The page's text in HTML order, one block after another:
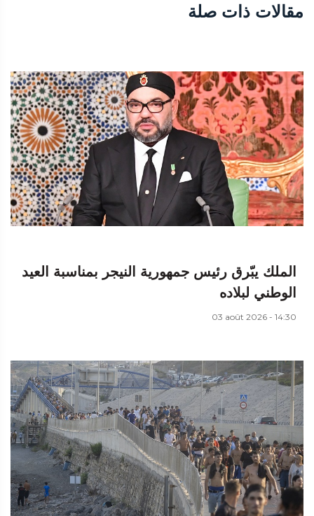
مقالات ذات صلة
الملك يبّرق رئيس جمهورية النيجر بمناسبة العيد
الوطني لبلاده
03 août 2026 - 14:30